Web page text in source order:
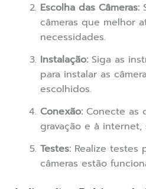
Escolha das Câmeras:
câmeras que melhor
necessidades.
Instalação: Siga as
para instalar as
escolhidos.
Conexão: Conecte as
gravação e à internet,
Testes: Realize testes
câmeras estão